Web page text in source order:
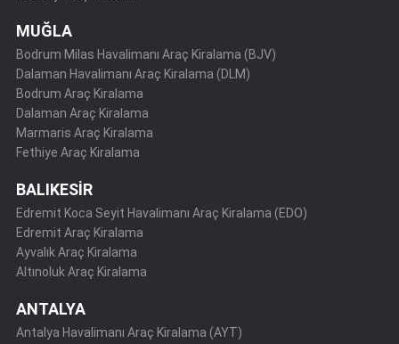
MUĞLA
Bodrum Milas Havalimanı Araç Kiralama (BJV)
Dalaman Havalimanı Araç Kiralama (DLM)
Bodrum Araç Kiralama
Dalaman Araç Kiralama
Marmaris Araç Kiralama
Fethiye Araç Kiralama
BALIKESİR
Edremit Koca Seyit Havalimanı Araç Kiralama (EDO)
Edremit Araç Kiralama
Ayvalık Araç Kiralama
Altınoluk Araç Kiralama
ANTALYA
Antalya Havalimanı Araç Kiralama (AYT)